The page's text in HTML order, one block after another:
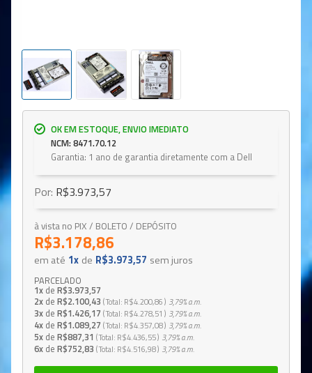
OK EM ESTOQUE, ENVIO IMEDIATO
NCM: 8471.70.12
Garantia: 1 ano de garantia diretamente com a Dell
Por: R$3.973,57
à vista no PIX / BOLETO / DEPÓSITO
R$3.178,86
em até 1x de R$3.973,57 sem juros
PARCELADO
1x de R$3.973,57
2x de R$2.100,43 Total R$4.200,86 3,79%a.m.
3x de R$1.426,17 Total R$4.278,51 3,79%a.m.
4x de R$1.089,27 Total R$4.357,08 3,79%a.m.
5x de R$887,31 Total R$4.436,55 3,79%a.m.
6x de R$752,83 Total R$4.516,98 3,79%a.m.